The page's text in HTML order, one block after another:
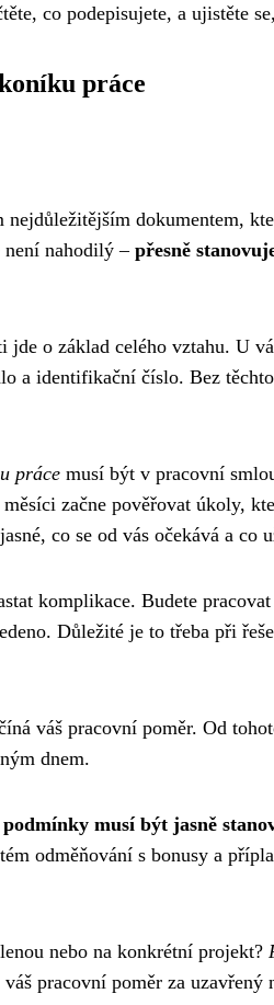
co podepisujete, a ujistěte
práce
dokumentem,
není nahodilý – přesně
o základ celého vztahu. U
a identifikační číslo. Bez
práce musí být v pracovní
začne pověřovat úkoly,
co se od vás očekává a co
komplikace. Budete
Důležité je to třeba při
váš pracovní poměr. Od
dnem.
musí být jasně
odměňování s bonusy a
nebo na konkrétní projekt?
pracovní poměr za